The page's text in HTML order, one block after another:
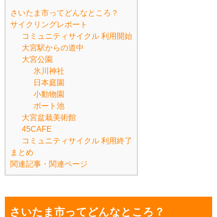
さいたま市ってどんなところ？
サイクリングレポート
コミュニティサイクル 利用開始
大宮駅からの道中
大宮公園
氷川神社
日本庭園
小動物園
ボート池
大宮盆栽美術館
45CAFE
コミュニティサイクル 利用終了
まとめ
関連記事・関連ページ
さいたま市ってどんなところ？